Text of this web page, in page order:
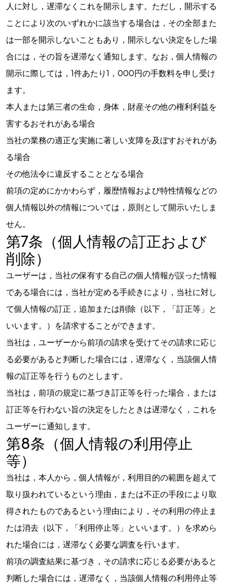
人に対し，遅滞なくこれを開示します。ただし，開示する
ことにより次のいずれかに該当する場合は，その全部また
は一部を開示しないこともあり，開示しない決定をした場
合には，その旨を遅滞なく通知します。なお，個人情報の
開示に際しては，1件あたり1，000円の手数料を申し受け
ます。
本人または第三者の生命，身体，財産その他の権利利益を
害するおそれがある場合
当社の業務の適正な実施に著しい支障を及ぼすおそれがあ
る場合
その他法令に違反することとなる場合
前項の定めにかかわらず，履歴情報および特性情報などの
個人情報以外の情報については，原則として開示いたしま
せん。
第7条（個人情報の訂正および
削除）
ユーザーは，当社の保有する自己の個人情報が誤った情報
である場合には，当社が定める手続きにより，当社に対し
て個人情報の訂正，追加または削除（以下，「訂正等」と
いいます。）を請求することができます。
当社は，ユーザーから前項の請求を受けてその請求に応じ
る必要があると判断した場合には，遅滞なく，当該個人情
報の訂正等を行うものとします。
当社は，前項の規定に基づき訂正等を行った場合，または
訂正等を行わない旨の決定をしたときは遅滞なく，これを
ユーザーに通知します。
第8条（個人情報の利用停止
等）
当社は，本人から，個人情報が，利用目的の範囲を超えて
取り扱われているという理由，または不正の手段により取
得されたものであるという理由により，その利用の停止ま
たは消去（以下，「利用停止等」といいます。）を求めら
れた場合には，遅滞なく必要な調査を行います。
前項の調査結果に基づき，その請求に応じる必要があると
判断した場合には，遅滞なく，当該個人情報の利用停止等